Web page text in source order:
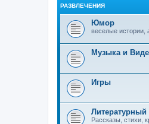
РАЗВЛЕЧЕНИЯ
Юмор
веселые истории,
Музыка и
Игры
Литературный
Рассказы, стихи,